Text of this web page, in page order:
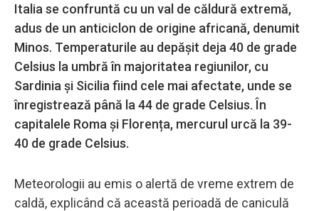
Italia se confruntă cu un val de căldură extremă,
adus de un anticiclon de origine africană, denumit
Minos. Temperaturile au depășit deja 40 de grade
Celsius la umbră în majoritatea regiunilor, cu
Sardinia și Sicilia fiind cele mai afectate, unde se
înregistrează până la 44 de grade Celsius. În
capitalele Roma și Florența, mercurul urcă la 39-
40 de grade Celsius.
Meteorologii au emis o alertă de vreme extrem de
caldă, explicând că această perioadă de caniculă